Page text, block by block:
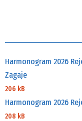
Harmonogram 2026
Zagaje
206 kB
Harmonogram 2026
208 kB